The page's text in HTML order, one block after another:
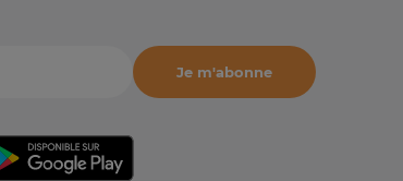
Je m'abonne